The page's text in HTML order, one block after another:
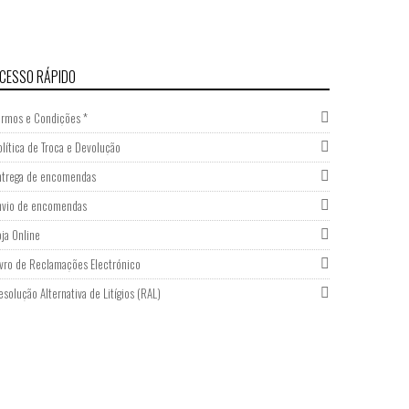
RÁPIDO
e Condições *
de Troca e Devolução
de encomendas
de encomendas
Online
de Reclamações Electrónico
Alternativa de Litígios (RAL)